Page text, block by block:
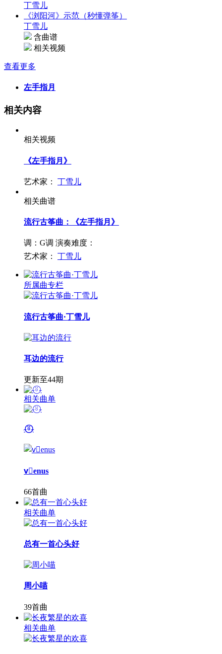
丁雪儿
《浏阳河》示范（秒懂弹筝）
丁雪儿
含曲谱
相关视频
查看更多
左手指月
相关内容
相关视频
《左手指月》
艺术家： 丁雪儿
相关曲谱
流行古筝曲：《左手指月》
调：G调 演奏难度：
艺术家：
丁雪儿
所属曲专栏
流行古筝曲·丁雪儿
耳边的流行
更新至44期
相关曲单
˶⍤⃝˶
v⃠enus
66首曲
相关曲单
总有一首心头好
周小喵
39首曲
相关曲单